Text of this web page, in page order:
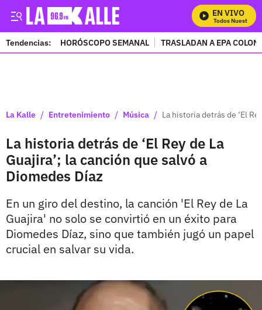
EN VIVO
Mira Todos Nuestros
Tendencias: HORÓSCOPO SEMANAL TRASLADAN A EPA
La Kalle / Entretenimiento / Música / La historia detrás de ‘El
La historia detrás de ‘El Rey de La
Guajira’; la canción que salvó a
Diomedes Díaz
En un giro del destino, la canción 'El Rey de La
Guajira' no solo se convirtió en un éxito para
Diomedes Díaz, sino que también jugó un papel
crucial en salvar su vida.